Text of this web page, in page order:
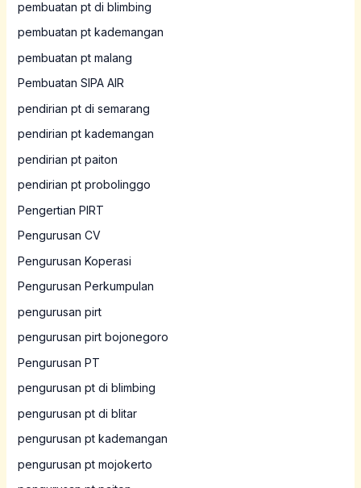
pembuatan pt di blimbing
pembuatan pt kademangan
pembuatan pt malang
Pembuatan SIPA AIR
pendirian pt di semarang
pendirian pt kademangan
pendirian pt paiton
pendirian pt probolinggo
Pengertian PIRT
Pengurusan CV
Pengurusan Koperasi
Pengurusan Perkumpulan
pengurusan pirt
pengurusan pirt bojonegoro
Pengurusan PT
pengurusan pt di blimbing
pengurusan pt di blitar
pengurusan pt kademangan
pengurusan pt mojokerto